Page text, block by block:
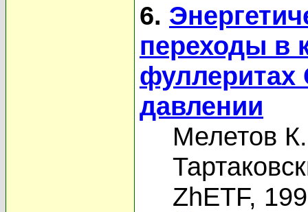
6.
переходы в
фуллеритах
давлении
Мелетов
ZhETF,